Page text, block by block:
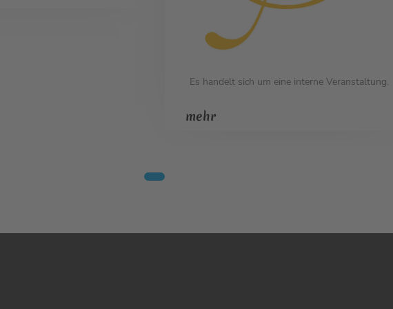
Es handelt sich um eine interne Veranstaltung.
mehr